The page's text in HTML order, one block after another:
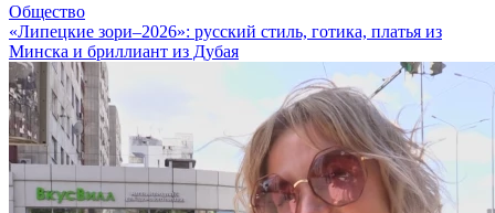
Общество
«Липецкие зори–2026»: русский стиль, готика, платья из
Минска и бриллиант из Дубая